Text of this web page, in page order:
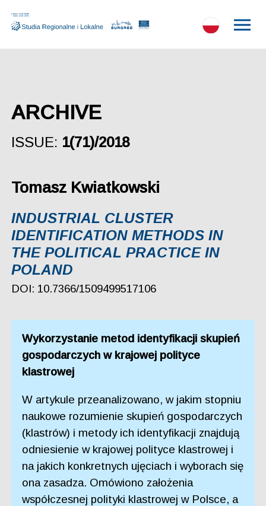
ARCHIVE
ISSUE: 1(71)/2018
Tomasz Kwiatkowski
INDUSTRIAL CLUSTER
IDENTIFICATION METHODS IN
THE POLITICAL PRACTICE IN
POLAND
DOI: 10.7366/1509499517106
Wykorzystanie metod identyfikacji skupień
gospodarczych w krajowej polityce
klastrowej
W artykule przeanalizowano, w jakim stopniu
naukowe rozumienie skupień gospodarczych
(klastrów) i metody ich identyfikacji znajdują
odniesienie w krajowej polityce klastrowej i
na jakich konkretnych ujęciach i wyborach się
ona zasadza. Omówiono założenia
współczesnej polityki klastrowej w Polsce, a